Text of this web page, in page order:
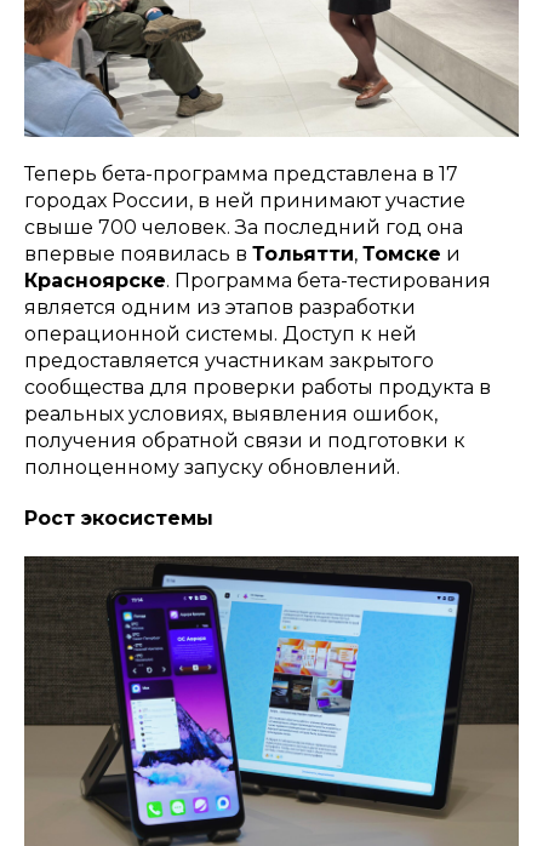
Теперь бета-программа представлена в 17
городах России, в ней принимают участие
свыше 700 человек. За последний год она
впервые появилась в Тольятти, Томске и
Красноярске. Программа бета-тестирования
является одним из этапов разработки
операционной системы. Доступ к ней
предоставляется участникам закрытого
сообщества для проверки работы продукта в
реальных условиях, выявления ошибок,
получения обратной связи и подготовки к
полноценному запуску обновлений.
Рост экосистемы